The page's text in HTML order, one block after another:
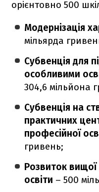
орієнтовно 500
Модернізація
мільярда
Субвенція для
особливими
304,6 мільйона
Субвенція на
практичних
професійної
гривень;
Розвиток
освіти – 500